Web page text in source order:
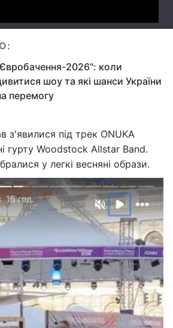
2026": коли
шоу та які шанси України
перемогу
з'явилися під трек ONUKA
гурту Woodstock Allstar Band.
у легкі весняні образи.